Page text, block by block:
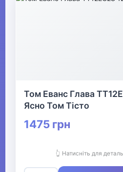
Том Еванс Глава
Ясно Том Тісто
1475 грн
👆 Натисніть для